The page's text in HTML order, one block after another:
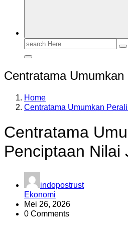
Search
Centratama
Home
Centratama Umumkan
Centratama
Penciptaan Nilai
indopostrust
Ekonomi
Mei 26, 2026
0 Comments